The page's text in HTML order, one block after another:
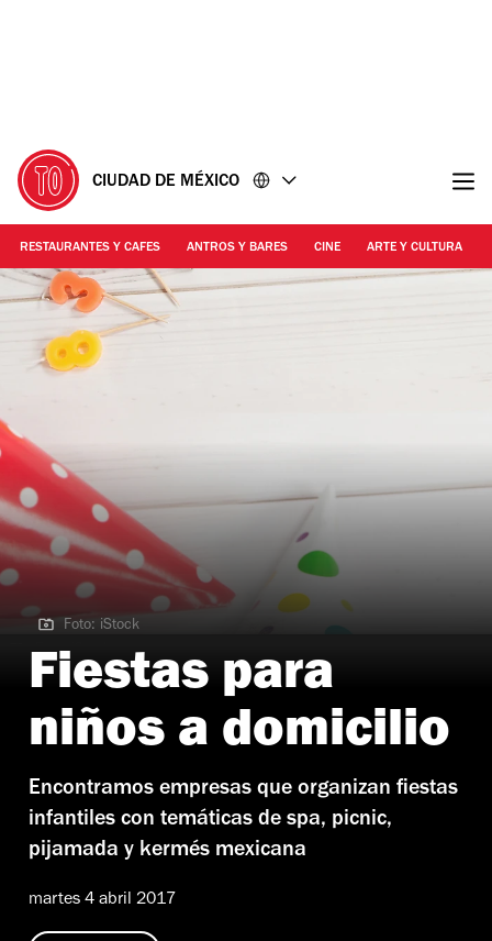
CIUDAD DE MÉXICO
RESTAURANTES Y CAFES ANTROS Y BARES CINE ARTE Y CULTURA
Foto: iStock
Foto: iStock
Fiestas para
niños a domicilio
Encontramos empresas que organizan fiestas
infantiles con temáticas de spa, picnic,
pijamada y kermés mexicana
martes 4 abril 2017